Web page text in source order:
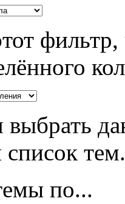
выбрать
список тем.
по...